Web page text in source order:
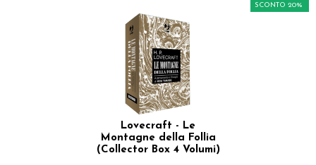
Lovecraft - Le
Montagne della Follia
(Collector Box 4 Volumi)
SCONTO 20%